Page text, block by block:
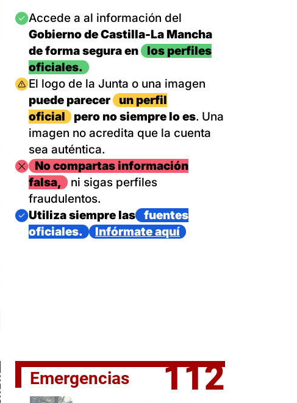
Imagen
Accede a al información del
Gobierno de Castilla-La Mancha
de forma segura en
los perfiles
oficiales.
Imagen
El logo de la Junta o una imagen
puede parecer
un perfil
oficial
pero no siempre lo es. Una
imagen no acredita que la cuenta
sea auténtica.
ImagenNo compartas información
falsa,
ni sigas perfiles
fraudulentos.
Imagen
Utiliza siempre las
fuentes
oficiales.
Infórmate aquí
Emergencias 112